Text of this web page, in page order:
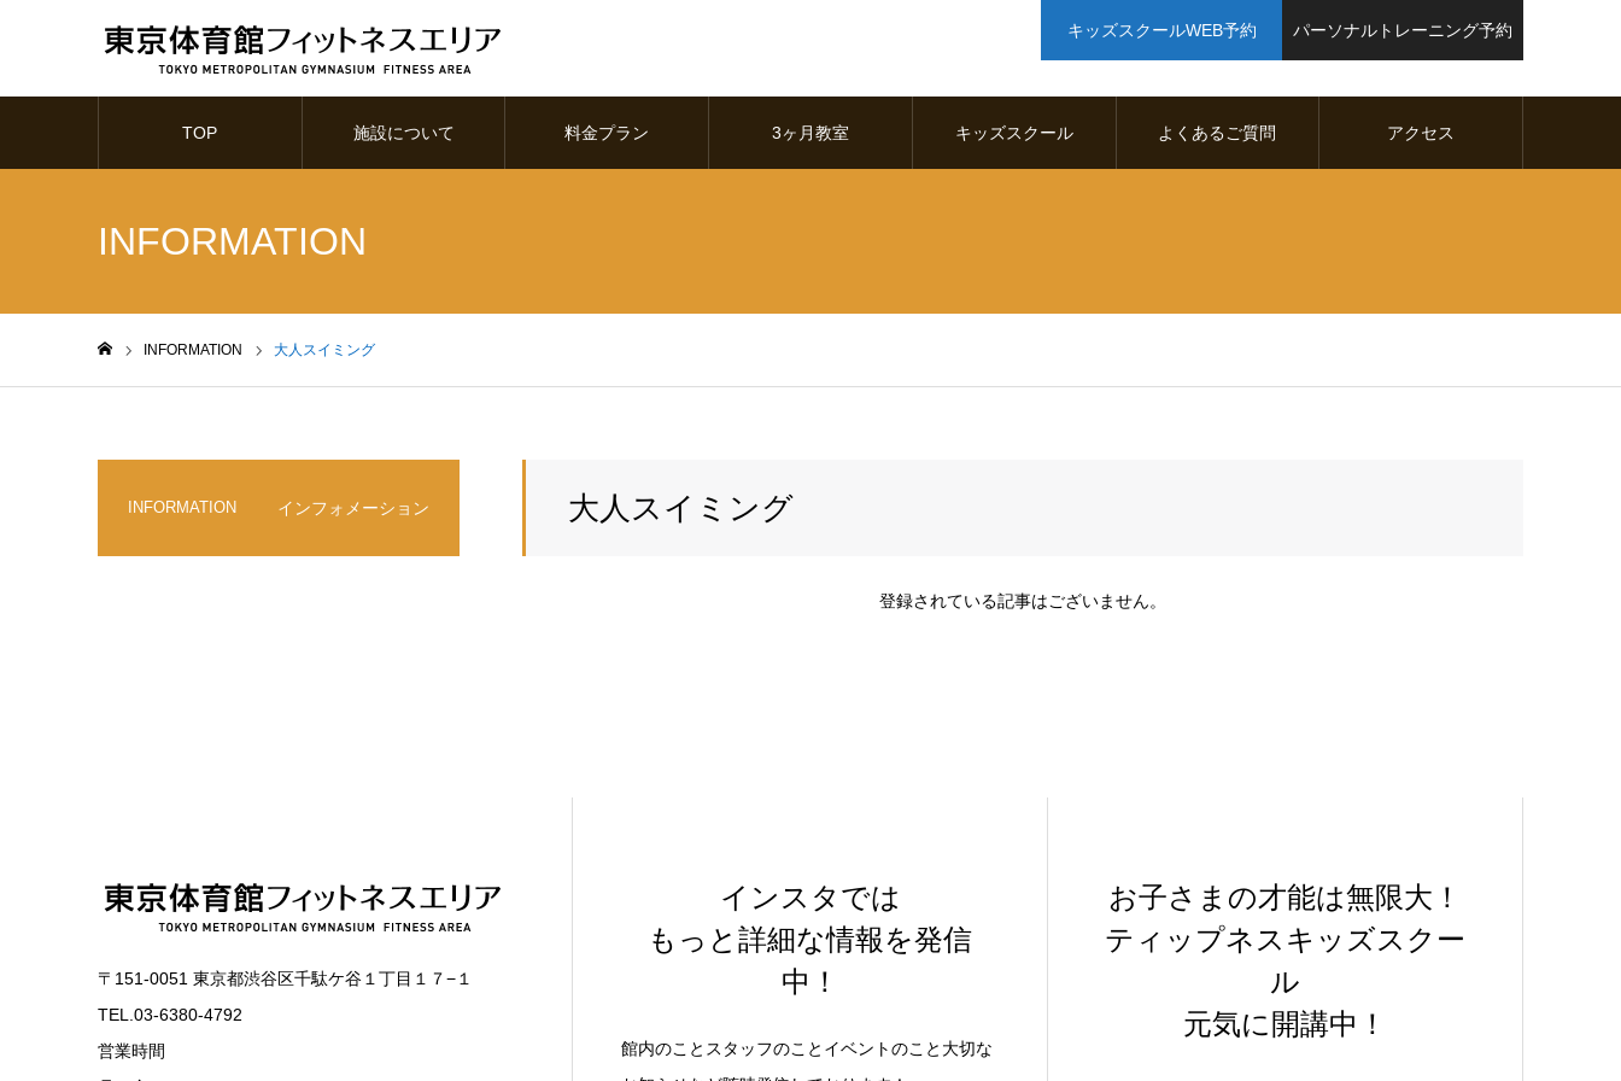
キッズスクールWEB予約 パーソナルトレーニング予約
TOP 施設について 料金プラン 3ヶ月教室 キッズスクール よくあるご質問 アクセス
INFORMATION
INFORMATION 大人スイミング
大人スイミング
登録されている記事はございません。
INFORMATION インフォメーション
〒151-0051 東京都渋谷区千駄ケ谷１丁目１７−１
TEL.03-6380-4792
営業時間
インスタでは
もっと詳細な情報を発信
中！
館内のことスタッフのことイベントのこと大切な
お子さまの才能は無限大！
ティップネスキッズスクー
ル
元気に開講中！